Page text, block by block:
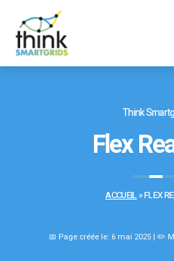
Think
Flex
ACCUEIL»FLEX
📅 Page créée le: 6 mai 2025 | ✏️